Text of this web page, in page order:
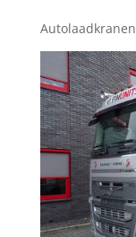
Autolaadkranen